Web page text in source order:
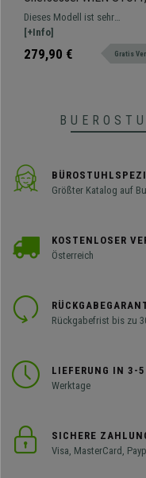
dicke Polsterung,
bis zu 150 kg, Farbe Weiß
Dieses Modell ist sehr
widerstandsfähig, maximale
Belastbarkeit von 150 kg. Sehr
üppige und bequeme
[+Info]
279,90 € Gratis
Größter Katalog auf
KOSTENLOSER
Österreich
Rückgabefrist bis zu
LIEFERUNG IN 3-5
Werktage
SICHERE
Visa, MasterCard,